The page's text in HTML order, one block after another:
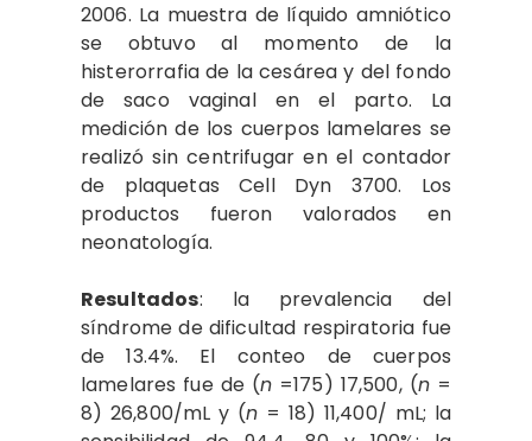
2006. La muestra de líquido amniótico
se obtuvo al momento de la
histerorrafia de la cesárea y del fondo
de saco vaginal en el parto. La
medición de los cuerpos lamelares se
realizó sin centrifugar en el contador
de plaquetas Cell Dyn 3700. Los
productos fueron valorados en
neonatología.
Resultados: la prevalencia del
síndrome de dificultad respiratoria fue
de 13.4%. El conteo de cuerpos
lamelares fue de (n =175) 17,500, (n=
8) 26,800/mL y (n = 18) 11,400/ mL; la